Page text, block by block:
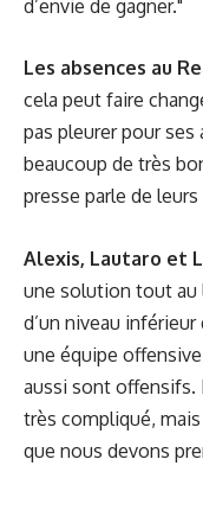
d’envie de gagner."
Les absences au
cela peut faire
pas pleurer pour ses
beaucoup de très
presse parle de leurs
Alexis, Lautaro et
une solution tout au
d’un niveau
une équipe
aussi sont offensifs.
très compliqué,
que nous devons